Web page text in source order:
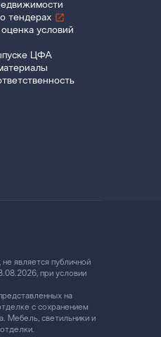
тендерах
условий
ЦФА
является публичной
при условии
на
с сохранением
Мебель, светильники и